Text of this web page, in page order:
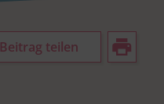
Beitrag teilen